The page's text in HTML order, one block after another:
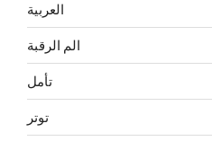
العربية
الم الرقبة
تأمل
توتر